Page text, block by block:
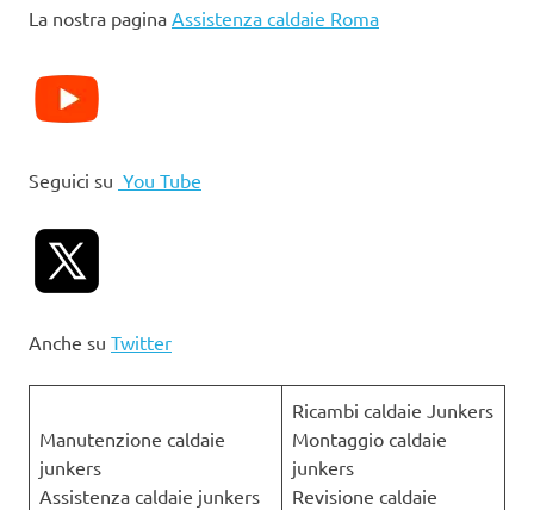
La nostra pagina Assistenza caldaie Roma
Seguici su You Tube
Anche su Twitter
Manutenzione caldaie
junkers
Assistenza caldaie junkers
Ricambi caldaie Junkers
Montaggio caldaie
junkers
Revisione caldaie